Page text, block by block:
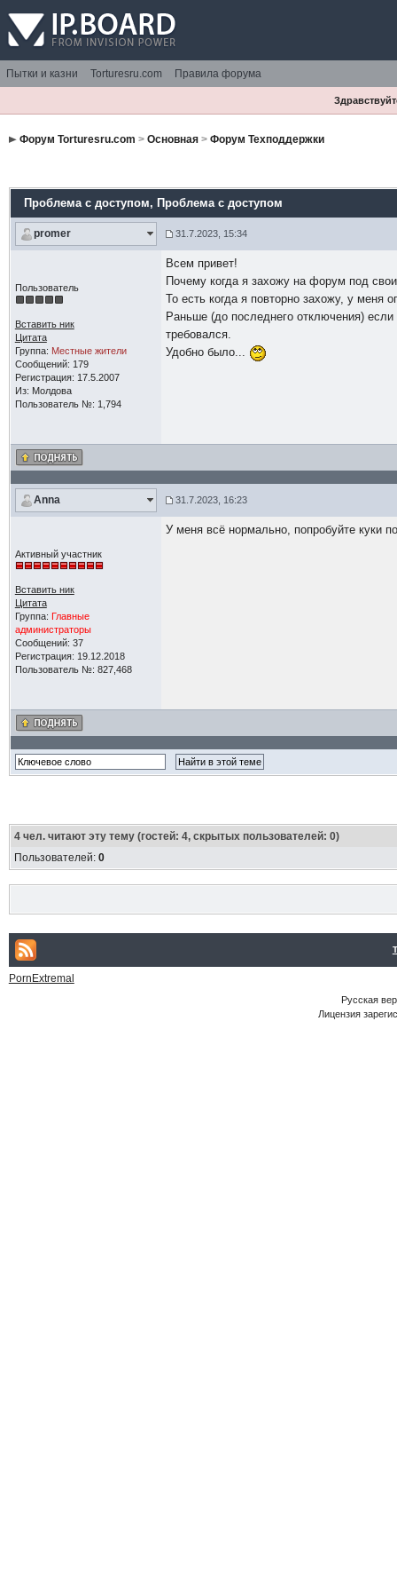
Пытки и казни Torturesru.com Правила форума
Форум Torturesru.com > Основная> Форум Техподдержки
Проблема с доступом, Проблема с доступом
promer 31.7.2023, 15:34
Пользователь
Вставить ник
Цитата
Группа: Местные жители
Сообщений: 179
Регистрация: 17.5.2007
Из: Молдова
Пользователь №: 1,794
Всем привет!
Почему когда я захожу на форум под
То есть когда я повторно захожу, у меня
Раньше (до последнего отключения)
требовался.
Удобно было...
Anna 31.7.2023, 16:23
Активный участник
Вставить ник
Цитата
Группа: Главные
администраторы
Сообщений: 37
Регистрация: 19.12.2018
Пользователь №: 827,468
У меня всё нормально, попробуйте куки
4чел. читают эту тему (гостей: 4, скрытых пользователей: 0)
Пользователей: 0
PornExtremal
Русская
Лицензия